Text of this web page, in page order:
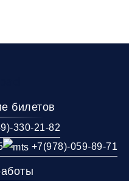
билетов
330-21-82
+7(978)-059-89-71